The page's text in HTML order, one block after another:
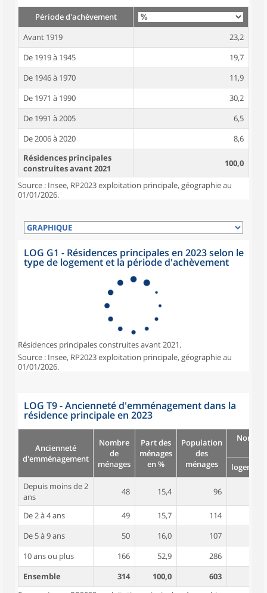
Période d'achèvement
Avant 1919
23,2
De 1919 à 1945
19,7
De 1946 à 1970
11,9
De 1971 à 1990
30,2
De 1991 à 2005
6,5
De 2006 à 2020
8,6
Résidences principales
construites avant 2021
100,0
Source : Insee, RP2023 exploitation principale, géographie au
01/01/2026.
LOG G1 - Résidences principales en 2023 selon le
type de logement et la période d'achèvement
Résidences principales construites avant 2021.
Source : Insee, RP2023 exploitation principale, géographie au
01/01/2026.
LOG T9 - Ancienneté d'emménagement dans la
résidence principale en 2023
Ancienneté
d'emménagement
Nombre
de
ménages
Part des
ménages
en %
Population
des
ménages
logement
Depuis moins de 2
ans
48 15,4 96
De 2 à 4 ans 49 15,7 114
De 5 à 9 ans
50 16,0 107
10 ans ou plus
166 52,9 286
Ensemble
314 100,0 603